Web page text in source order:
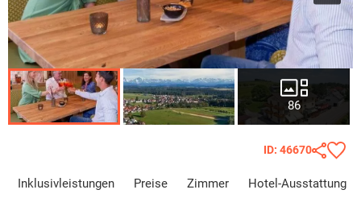
86
ID: 46670
Inklusivleistungen Preise Zimmer Hotel-Ausstattung